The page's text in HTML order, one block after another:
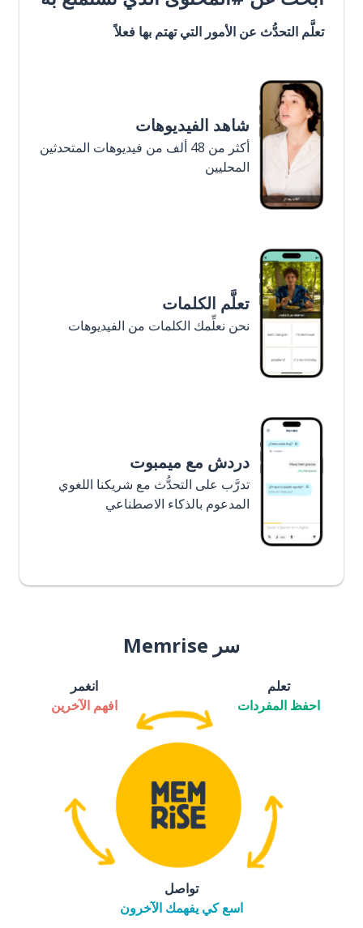
تعلَّم التحدُّث عن الأمور التي تهتم بها فعلاً
شاهد الفيديوهات
أكثر من 48 ألف من فيديوهات المتحدثين
المحليين
تعلَّم الكلمات
نحن نعلِّمك الكلمات من الفيديوهات
دردش مع ميمبوت
تدرَّب على التحدُّث مع شريكنا اللغوي
المدعوم بالذكاء الاصطناعي
سر Memrise
تعلم
احفظ المفردات
انغمر
افهم الآخرين
تواصل
اسع كي يفهمك الآخرون